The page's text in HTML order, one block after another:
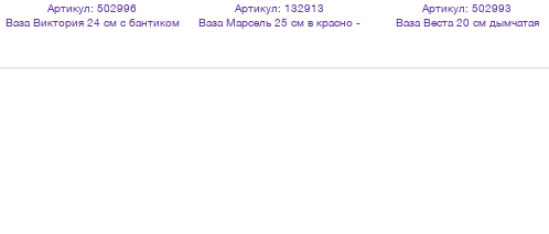
Артикул: 502996
Ваза Виктория 24 см с бантиком
Артикул: 132913
Ваза Марсель 25 см в красно -
Артикул: 502993
Ваза Веста 20 см дымчатая